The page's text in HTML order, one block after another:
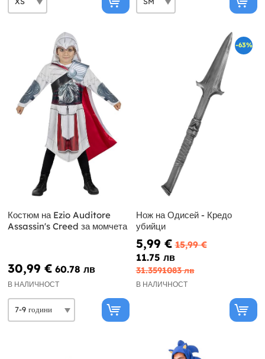
Костюм на Ezio Auditore
Assassin's Creed за момчета
30,99 € 60.78 лв
В НАЛИЧНОСТ
-63%
Нож на Одисей - Кредо
убийци
5,99 € 15,99 €
11.75 лв
31.3591083 лв
В НАЛИЧНОСТ